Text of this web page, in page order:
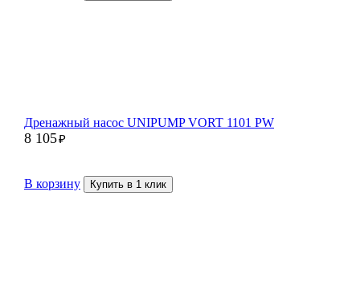
Дренажный насос UNIPUMP VORT 1101 PW
8 105₽
В корзину Купить в 1 клик